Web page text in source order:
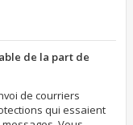
de la part de
de courriers
qui essaient